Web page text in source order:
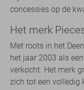
concessies op de
Het merk
Met roots in het
het jaar 2003 als
verkocht. Het merk
zich tot een volledig